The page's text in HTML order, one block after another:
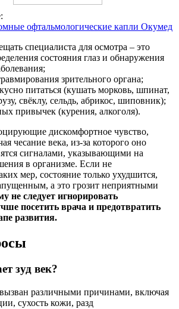
офтальмологические капли Окумед
специалиста для осмотра – это
состояния глаз и обнаружения
зрительного органа;
питаться (кушать морковь, шпинат,
свёклу, сельдь, абрикос, шиповник);
привычек (курения, алкоголя).
дискомфортное чувство,
чесание века, из-за которого оно
сигналами, указывающими на
в организме. Если не
мер, состояние только ухудшится,
а это грозит неприятными
не следует игнорировать
посетить врача и предотвратить
развития.
зуд век?
различными причинами, включая
сухость кожи, разд